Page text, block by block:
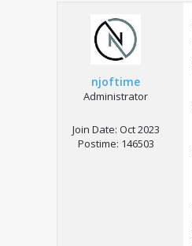
njoftime
Administrator
Join Date: Oct 2023
Postime: 146503